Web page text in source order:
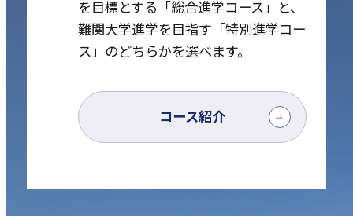
を目標とする「総合進学コース」と、
難関大学進学を目指す「特別進学コー
ス」のどちらかを選べます。
コース紹介